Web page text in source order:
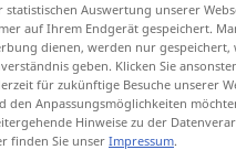
statistischen Auswertung unserer
auf Ihrem Endgerät gespeichert.
dienen, werden nur
geben. Klicken Sie
für zukünftige Besuche unserer
den Anpassungsmöglichkeiten
Hinweise zu der
finden Sie unser Impressum.